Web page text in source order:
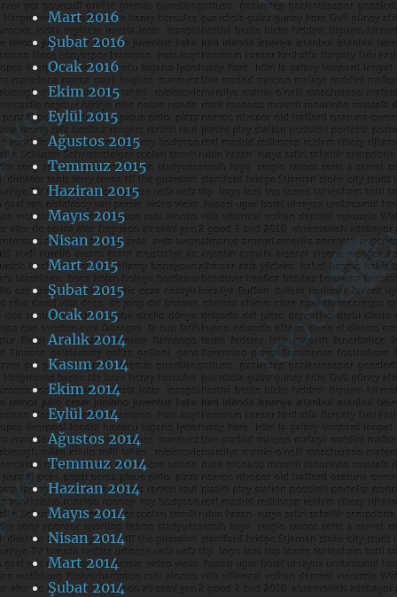
Mart 2016
Şubat 2016
Ocak 2016
Ekim 2015
Eylül 2015
Ağustos 2015
Temmuz 2015
Haziran 2015
Mayıs 2015
Nisan 2015
Mart 2015
Şubat 2015
Ocak 2015
Aralık 2014
Kasım 2014
Ekim 2014
Eylül 2014
Ağustos 2014
Temmuz 2014
Haziran 2014
Mayıs 2014
Nisan 2014
Mart 2014
Şubat 2014